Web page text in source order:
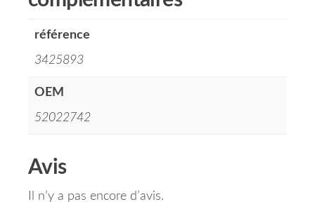
référence
3425893
OEM
52022742
Avis
Il n’y a pas encore d’avis.